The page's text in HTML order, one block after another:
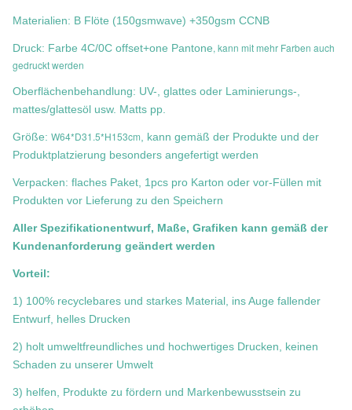
Materialien: B Flöte (150gsmwave) +350gsm CCNB
Druck: Farbe 4C/0C offset+one Pantone, kann mit mehr Farben auch
gedruckt werden
Oberflächenbehandlung: UV-, glattes oder Laminierungs-,
mattes/glattesöl usw. Matts pp.
Größe: W64*D31.5*H153cm , kann gemäß der Produkte und der
Produktplatzierung besonders angefertigt werden
Verpacken: flaches Paket, 1pcs pro Karton oder vor-Füllen mit
Produkten vor Lieferung zu den Speichern
Aller Spezifikationentwurf, Maße, Grafiken kann gemäß der
Kundenanforderung geändert werden
Vorteil:
1) 100% recyclebares und starkes Material, ins Auge fallender
Entwurf, helles Drucken
2) holt umweltfreundliches und hochwertiges Drucken, keinen
Schaden zu unserer Umwelt
3) helfen, Produkte zu fördern und Markenbewusstsein zu